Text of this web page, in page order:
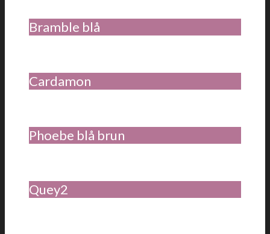
Bramble blå
Cardamon
Phoebe blå brun
Quey2